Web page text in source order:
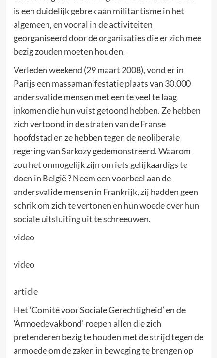
is een duidelijk gebrek aan militantisme in het
algemeen, en vooral in de activiteiten
georganiseerd door de organisaties die er zich mee
bezig zouden moeten houden.
Verleden weekend (29 maart 2008), vond er in
Parijs een massamanifestatie plaats van 30.000
andersvalide mensen met een te veel te laag
inkomen die hun vuist getoond hebben. Ze hebben
zich vertoond in de straten van de Franse
hoofdstad en ze hebben tegen de neoliberale
regering van Sarkozy gedemonstreerd. Waarom
zou het onmogelijk zijn om iets gelijkaardigs te
doen in België ? Neem een voorbeel aan de
andersvalide mensen in Frankrijk, zij hadden geen
schrik om zich te vertonen en hun woede over hun
sociale uitsluiting uit te schreeuwen.
video
video
article
Het ‘Comité voor Sociale Gerechtigheid’ en de
‘Armoedevakbond’ roepen allen die zich
pretenderen bezig te houden met de strijd tegen de
armoede om de zaken in beweging te brengen op